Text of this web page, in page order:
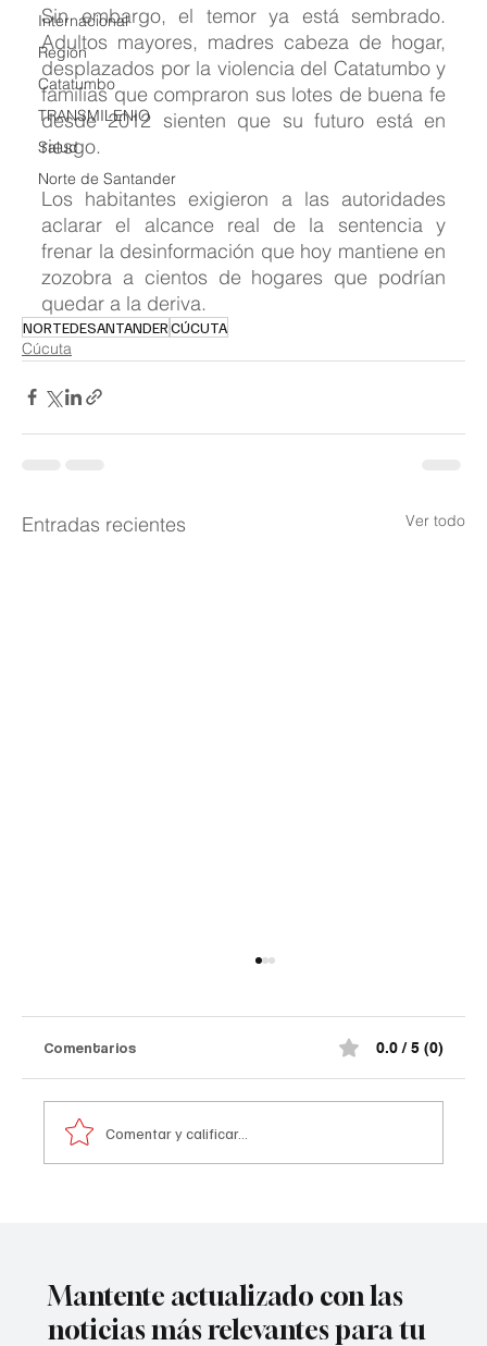
Internacional
Region
Catatumbo
TRANSMILENIO
Salud
Norte de Santander
Sin embargo, el temor ya está sembrado.
Adultos mayores, madres cabeza de hogar,
desplazados por la violencia del Catatumbo y
familias que compraron sus lotes de buena fe
desde 2012 sienten que su futuro está en
riesgo.
Los habitantes exigieron a las autoridades
aclarar el alcance real de la sentencia y
frenar la desinformación que hoy mantiene en
zozobra a cientos de hogares que podrían
quedar a la deriva.
NORTEDESANTANDERCÚCUTA
Cúcuta
Entradas recientes Ver todo
Comentarios 0.0 / 5 (0)
Comentar y calificar...
Mantente actualizado con las
noticias más relevantes para tu